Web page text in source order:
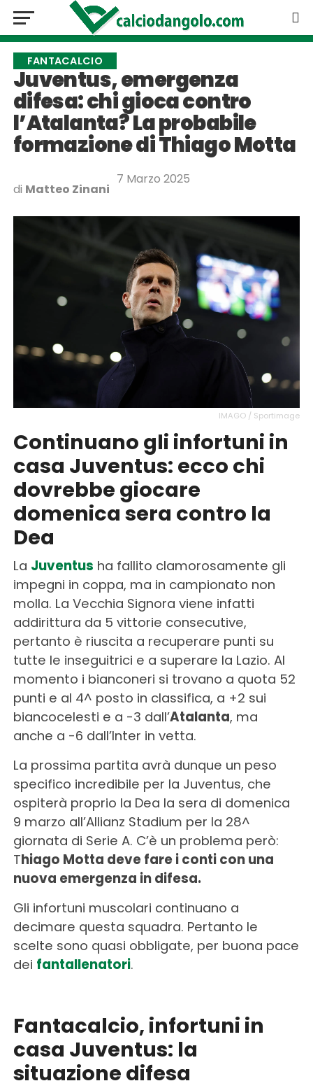
FANTACALCIO
Juventus, emergenza
difesa: chi gioca contro
l’Atalanta? La probabile
formazione di Thiago Motta
di Matteo Zinani
7 Marzo 2025
IMAGO / Sportimage
Continuano gli infortuni in
casa Juventus: ecco chi
dovrebbe giocare
domenica sera contro la
Dea
La Juventus ha fallito clamorosamente gli
impegni in coppa, ma in campionato non
molla. La Vecchia Signora viene infatti
addirittura da 5 vittorie consecutive,
pertanto è riuscita a recuperare punti su
tutte le inseguitrici e a superare la Lazio. Al
momento i bianconeri si trovano a quota 52
punti e al 4^ posto in classifica, a +2 sui
biancocelesti e a -3 dall’Atalanta, ma
anche a -6 dall’Inter in vetta.
La prossima partita avrà dunque un peso
specifico incredibile per la Juventus, che
ospiterà proprio la Dea la sera di domenica
9 marzo all’Allianz Stadium per la 28^
giornata di Serie A. C’è un problema però:
Thiago Motta deve fare i conti con una
nuova emergenza in difesa.
Gli infortuni muscolari continuano a
decimare questa squadra. Pertanto le
scelte sono quasi obbligate, per buona pace
dei fantallenatori.
Fantacalcio, infortuni in
casa Juventus: la
situazione difesa